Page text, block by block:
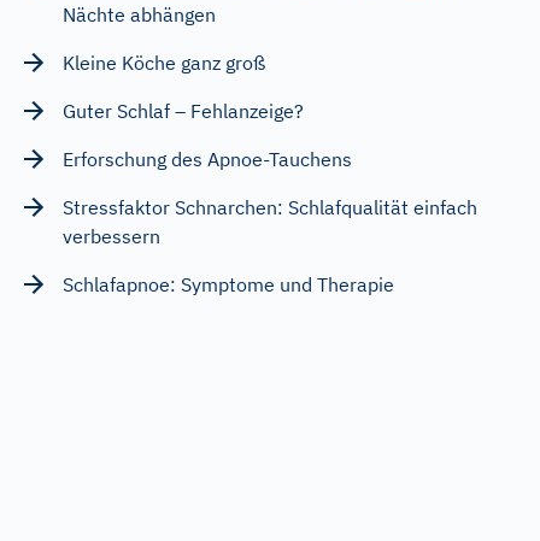
Nächte abhängen
Kleine Köche ganz groß
Guter Schlaf – Fehlanzeige?
Erforschung des Apnoe-Tauchens
Stressfaktor Schnarchen: Schlafqualität einfach
verbessern
Schlafapnoe: Symptome und Therapie